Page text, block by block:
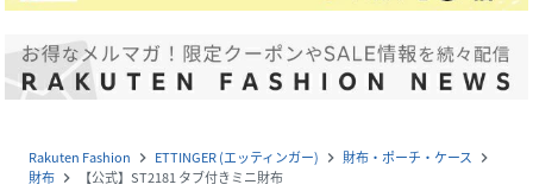
Rakuten Fashion navigate_next ETTINGER (エッティンガー) navigate_next 財布・ポーチ・ケース navigate_next
財布 navigate_next 【公式】ST2181 タブ付きミニ財布